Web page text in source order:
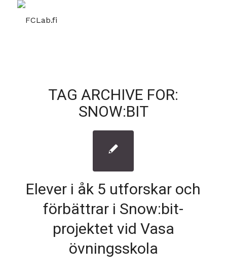
TAG ARCHIVE FOR:
SNOW:BIT
Elever i åk 5 utforskar och
förbättrar i Snow:bit-
projektet vid Vasa
övningsskola